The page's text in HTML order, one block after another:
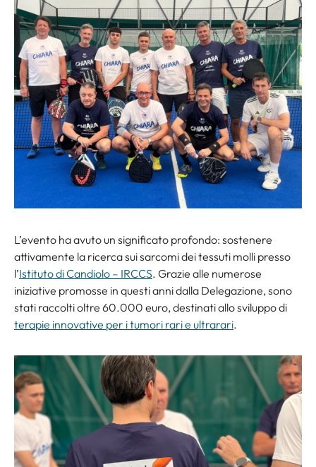
L’evento ha avuto un significato profondo: sostenere
attivamente la ricerca sui sarcomi dei tessuti molli presso
l’Istituto di Candiolo – IRCCS. Grazie alle numerose
iniziative promosse in questi anni dalla Delegazione, sono
stati raccolti oltre 60.000 euro, destinati allo sviluppo di
terapie innovative per i tumori rari e ultrarari.